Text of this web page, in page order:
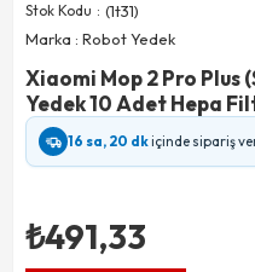
Stok Kodu
(1t31)
Marka : Robot Yedek
Xiaomi Mop 2 Pro Plus
Yedek 10 Adet Hepa
16 sa, 20 dkiçinde sipariş
₺491,33